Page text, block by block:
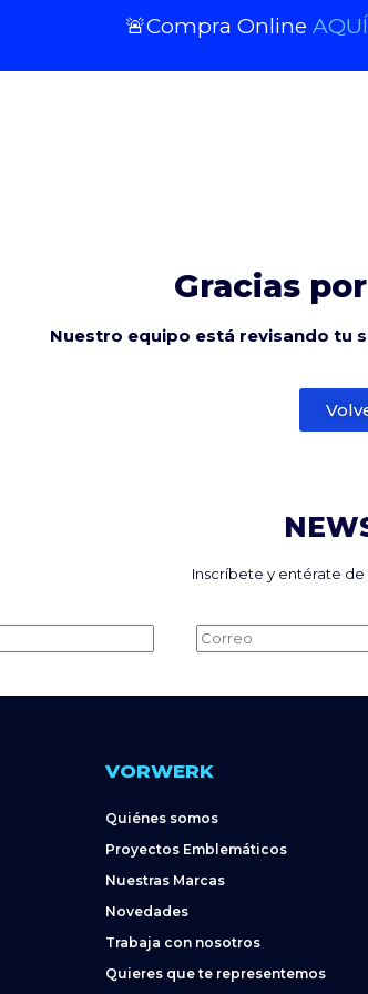
🚨Compra Online AQUÍ
Gracias
Nuestro equipo está revisando tu
Inscríbete y entérate de
VORWERK
Quiénes somos
Proyectos Emblemáticos
Nuestras Marcas
Novedades
Trabaja con nosotros
Quieres que te representemos